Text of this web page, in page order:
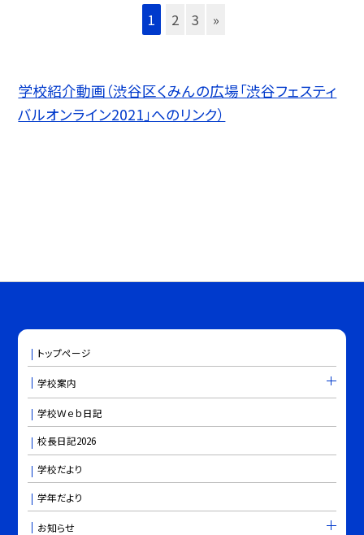
1 2 3 »
学校紹介動画（渋谷区くみんの広場「渋谷フェスティ
バルオンライン2021」へのリンク）
トップページ
学校案内
学校Ｗｅｂ日記
校長日記2026
学校だより
学年だより
お知らせ